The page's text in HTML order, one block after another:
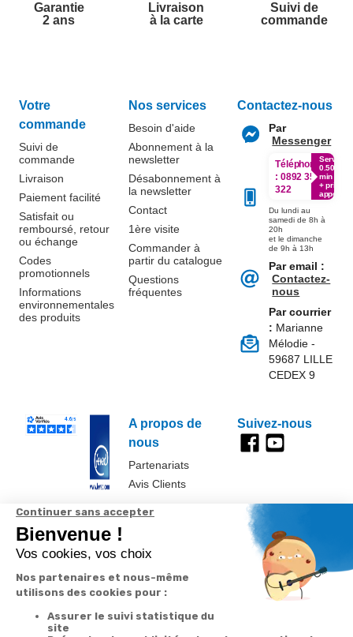
Garantie
2 ans
Livraison
à la carte
Suivi de
commande
Votre
commande
Suivi de
commande
Livraison
Paiement facilité
Satisfait ou
remboursé, retour
ou échange
Codes
promotionnels
Informations
environnementales
des produits
Nos services
Besoin d'aide
Abonnement à la
newsletter
Désabonnement à
la newsletter
Contact
1ère visite
Commander à
partir du catalogue
Questions
fréquentes
A propos de
nous
Partenariats
Avis Clients
Contactez-nous
Par
Messenger
Téléphone
: 0892 350
322
Service
0.50€ /
min
+ prix
appel
Du lundi au
samedi de 8h à
20h
et le dimanche
de 9h à 13h
Par email :
Contactez-
nous
Par courrier
: Marianne
Mélodie -
59687 LILLE
CEDEX 9
Suivez-nous
Données
personnelles et
cookies
Paramétrer
les cookies
Conditions
générales de